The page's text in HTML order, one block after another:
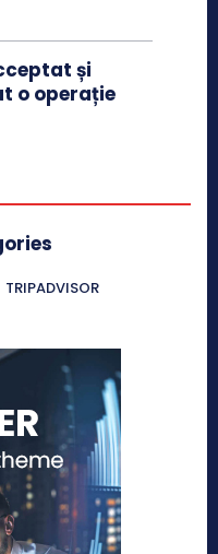
și
o operație
TRIPADVISOR